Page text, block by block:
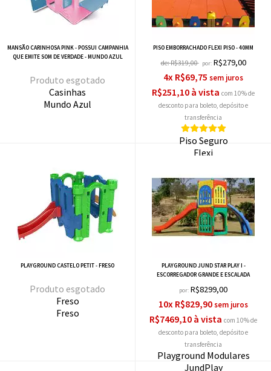
MANSÃO CARINHOSA PINK - POSSUI CAMPANHIA
QUE EMITE SOM DE VERDADE - MUNDO AZUL
esgotado
Casinhas
Mundo Azul
PISO EMBORRACHADO FLEXI PISO - 40MM
de:R$319,00 por: R$279,00
4x R$69,75
R$251,10 à vista com 10% de
desconto
Piso Seguro
Flexi
PLAYGROUND CASTELO PETIT - FRESO
esgotado
Freso
Freso
PLAYGROUND JUND STAR PLAY I -
ESCORREGADOR GRANDE E ESCALADA
por: R$8299,00
10x R$829,90
R$7469,10 à vista com 10% de
desconto
Playground Modulares
JundPlay